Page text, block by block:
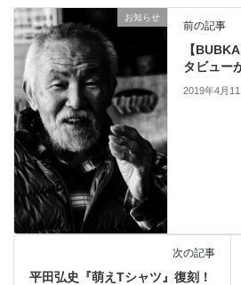
お知らせ
前の記事
【
タビュー
2019年4月11
次の記事
平田弘史『萌えTシャツ』復刻！